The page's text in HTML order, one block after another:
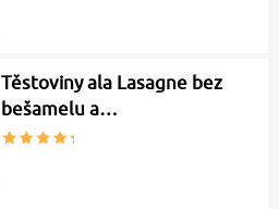
Těstoviny ala Lasagne bez
bešamelu a…